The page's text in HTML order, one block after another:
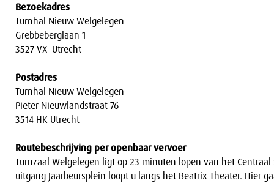
Bezoekadres
Turnhal Nieuw Welgelegen
Grebbeberglaan 1
3527 VX Utrecht
Postadres
Turnhal Nieuw Welgelegen
Pieter Nieuwlandstraat 76
3514 HK Utrecht
Routebeschrijving per openbaar vervoer
Turnzaal Welgelegen ligt op 23 minuten lopen van het
uitgang Jaarbeursplein loopt u langs het Beatrix Theater. Hier